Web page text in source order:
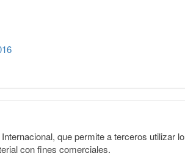
que permite a terceros utilizar lo
con fines comerciales.